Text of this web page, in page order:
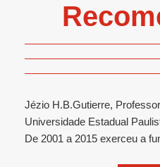
Jézio H.B.Gutierre,
Universidade Estadual
De 2001 a 2015 exerceu a